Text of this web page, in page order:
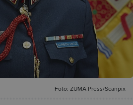
Foto: ZUMA Press/Scanpix